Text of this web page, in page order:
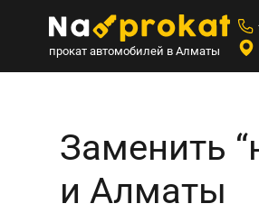
прокат автомобилей в Алматы
Заменить
и Алматы